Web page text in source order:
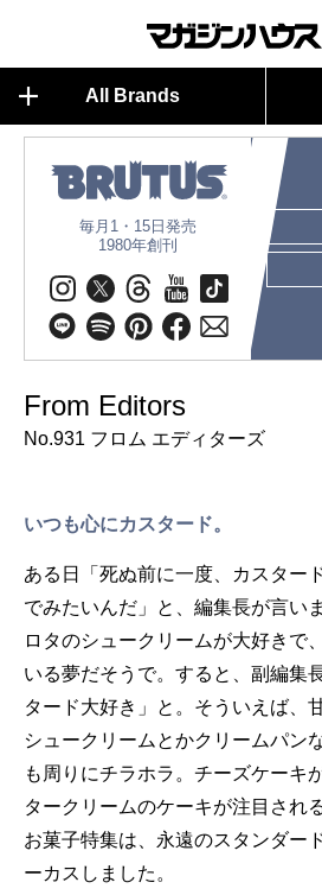
All Brands
毎月1・15日発売
1980年創刊
From Editors
No.931 フロム エディターズ
いつも心にカスタード。
ある日「死ぬ前に一度、カスター
でみたいんだ」と、編集長が言い
ロタのシュークリームが大好きで
いる夢だそうで。すると、副編集
タード大好き」と。そういえば、
シュークリームとかクリームパン
も周りにチラホラ。チーズケーキ
タークリームのケーキが注目され
お菓子特集は、永遠のスタンダー
ーカスしました。